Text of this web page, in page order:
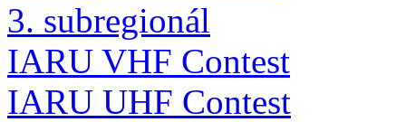
3. subregionál
IARU VHF Contest
IARU UHF Contest